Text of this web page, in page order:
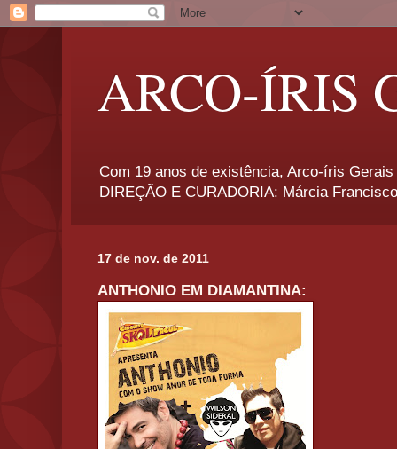
ARCO-ÍRIS
Com 19 anos de existência, Arco-íris
DIREÇÃO E CURADORIA: Márcia
17 de nov. de 2011
ANTHONIO EM DIAMANTINA: